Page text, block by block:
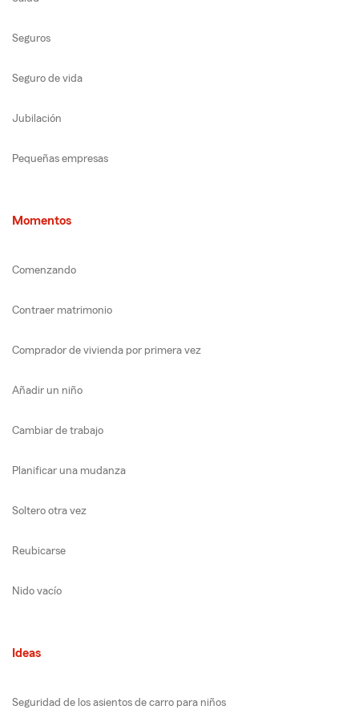
Seguros
Seguro de vida
Jubilación
Pequeñas empresas
Momentos
Comenzando
Contraer matrimonio
Comprador de vivienda por primera vez
Añadir un niño
Cambiar de trabajo
Planificar una mudanza
Soltero otra vez
Reubicarse
Nido vacío
Ideas
Seguridad de los asientos de carro para niños